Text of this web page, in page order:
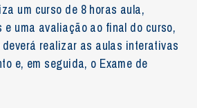
um curso de 8 horas aula,
e uma avaliação ao final do curso,
realizar as aulas interativas
e, em seguida, o Exame de